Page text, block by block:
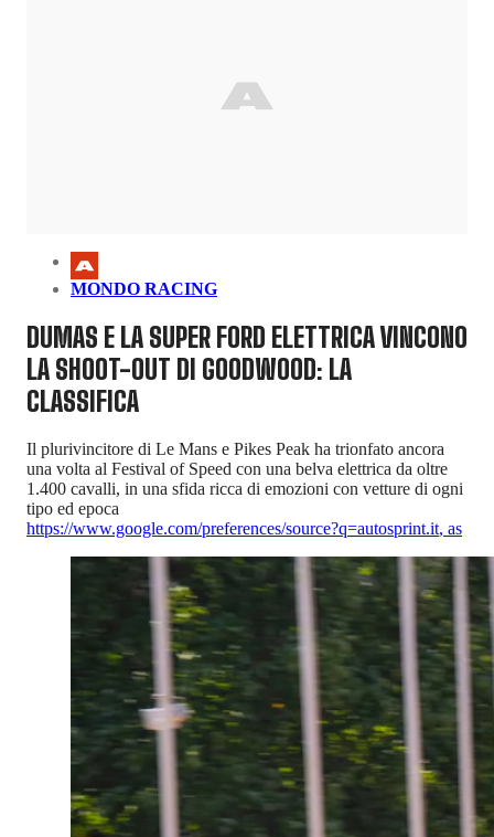
MONDO RACING
DUMAS E LA SUPER FORD ELETTRICA VINCONO
LA SHOOT-OUT DI GOODWOOD: LA
CLASSIFICA
Il plurivincitore di Le Mans e Pikes Peak ha trionfato ancora
una volta al Festival of Speed con una belva elettrica da oltre
1.400 cavalli, in una sfida ricca di emozioni con vetture di ogni
tipo ed epoca
https://www.google.com/preferences/source?q=autosprint.it, as